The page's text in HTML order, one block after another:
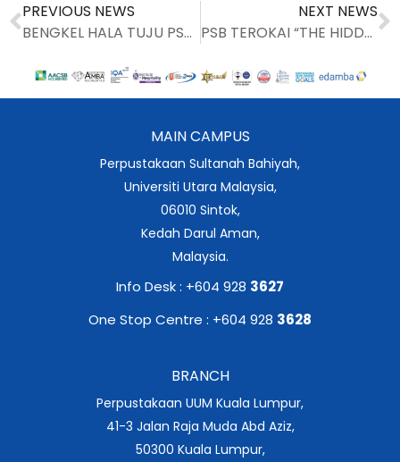
PREVIOUS NEWS
BENGKEL HALA TUJU PSB CETUS PELBAGAI IDEA BAHARU
NEXT NEWS
PSB TEROKAI “THE HIDDEN LAKE” TASIK SINTOK
MAIN CAMPUS
Perpustakaan Sultanah Bahiyah,
Universiti Utara Malaysia,
06010 Sintok,
Kedah Darul Aman,
Malaysia.
Info Desk : +604 928 3627
One Stop Centre : +604 928 3628
BRANCH
Perpustakaan UUM Kuala Lumpur,
41-3 Jalan Raja Muda Abd Aziz,
50300 Kuala Lumpur,